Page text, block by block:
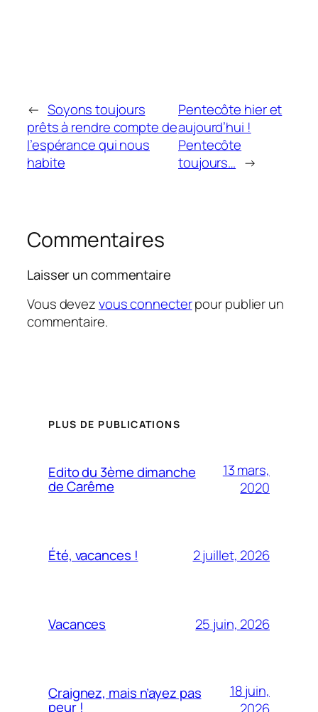
← Soyons toujours
prêts à rendre compte de
l’espérance qui nous
habite
Pentecôte hier et
aujourd’hui !
Pentecôte
toujours… →
Commentaires
Laisser un commentaire
Vous devezvous connecterpour publier un
commentaire.
PLUS DE PUBLICATIONS
Edito du 3ème dimanche
de Carême
13 mars,
2020
Été, vacances ! 2 juillet, 2026
Vacances 25 juin, 2026
Craignez, mais n’ayez pas
peur !
18 juin,